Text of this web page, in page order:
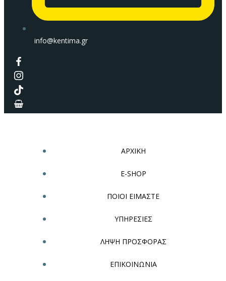
info@kentima.gr
ΑΡΧΙΚΗ
E-SHOP
ΠΟΙΟΙ ΕΙΜΑΣΤΕ
ΥΠΗΡΕΣΙΕΣ
ΛΗΨΗ ΠΡΟΣΦΟΡΑΣ
ΕΠΙΚΟΙΝΩΝΙΑ